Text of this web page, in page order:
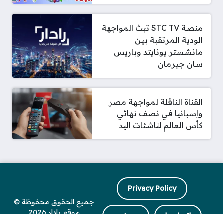
منصة STC TV تبث المواجهة
الودية المرتقبة بين
مانشستر يونايتد وباريس
سان جيرمان
القناة الناقلة لمواجهة مصر
وإسبانيا في نصف نهائي
كأس العالم لناشئات اليد
Privacy Policy
جميع الحقوق محفوظة ©
موقع رادار 2026